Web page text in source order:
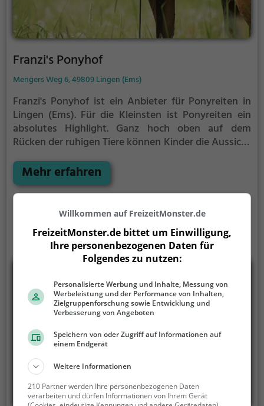
Franzi's Ponyhof
Mengers Weg 6, 49809 Lingen (Ems)
Franzi's Ponyhof ist ein Anbieter für Ponyreiten in
Lingen (Ems). Für die Kleinsten ist Ponyreiten ein
absolutes Highlight. Ganz hoch oben auf dem
Rücken der ruhigen Tiere können Kinder die Aussicht
Lingen (Ems) reiten.
Mehr erfahren
Willkommen auf FreizeitMonster.de
FreizeitMonster.de bittet um Einwilligung,
Ihre personenbezogenen Daten für
Folgendes zu nutzen:
Personalisierte Werbung und Inhalte, Messung von
Werbeleistung und der Performance von Inhalten,
Zielgruppenforschung sowie Entwicklung und
Verbesserung von Angeboten
Speichern von oder Zugriff auf Informationen auf
einem Endgerät
Weitere Informationen
210 Partner werden Ihre personenbezogenen Daten
verarbeiten und dürfen Informationen von Ihrem Gerät